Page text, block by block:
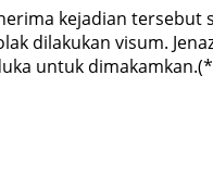
kejadian tersebut
dilakukan visum.
untuk